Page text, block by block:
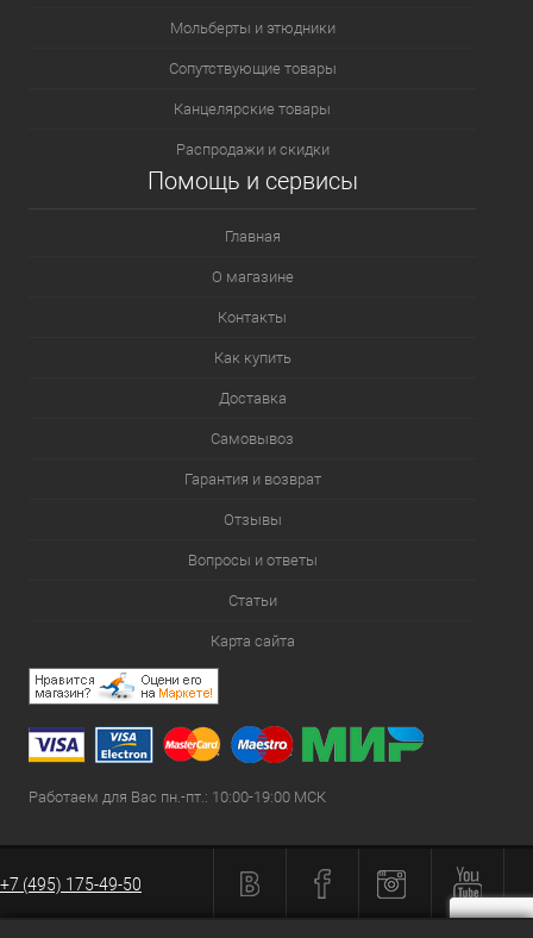
Мольберты и этюдники
Сопутствующие товары
Канцелярские товары
Распродажи и скидки
Помощь и сервисы
Главная
О магазине
Контакты
Как купить
Доставка
Самовывоз
Гарантия и возврат
Отзывы
Вопросы и ответы
Статьи
Карта сайта
Работаем для Вас пн.-пт.: 10:00-19:00 МСК
+7 (495) 175-49-50